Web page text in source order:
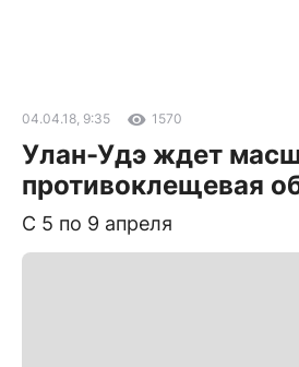
04.04.18, 9:35 1570
Улан-Удэ ждет
противоклещевая
С 5 по 9 апреля